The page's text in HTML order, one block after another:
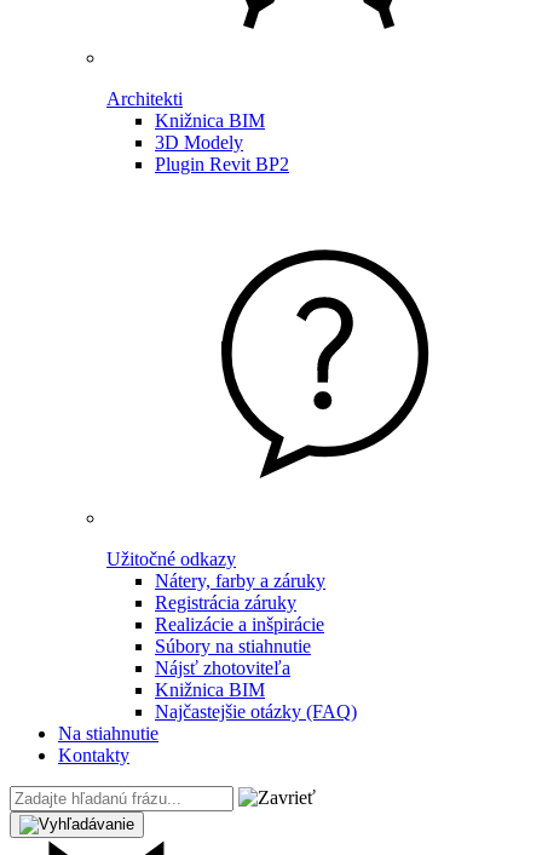
Architekti
Knižnica BIM
3D Modely
Plugin Revit BP2
Užitočné odkazy
Nátery, farby a záruky
Registrácia záruky
Realizácie a inšpirácie
Súbory na stiahnutie
Nájsť zhotoviteľa
Knižnica BIM
Najčastejšie otázky (FAQ)
Na stiahnutie
Kontakty